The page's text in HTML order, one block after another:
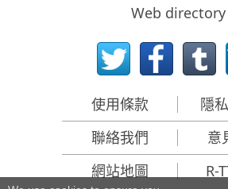
R-Studio: Data recovery from a
File Recovery from a Computer
HD Video Recovery from SD
File Recovery from an
The best way to recover files
Web directory
使用條款
隱
聯絡我們
意
網站地圖
R-